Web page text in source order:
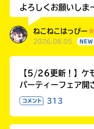
よろしくお願いしま
ねこねこはっぴー
2026.08.05 NEW
【5/26更新！】ケ
パーティーフェア開
コメント 313